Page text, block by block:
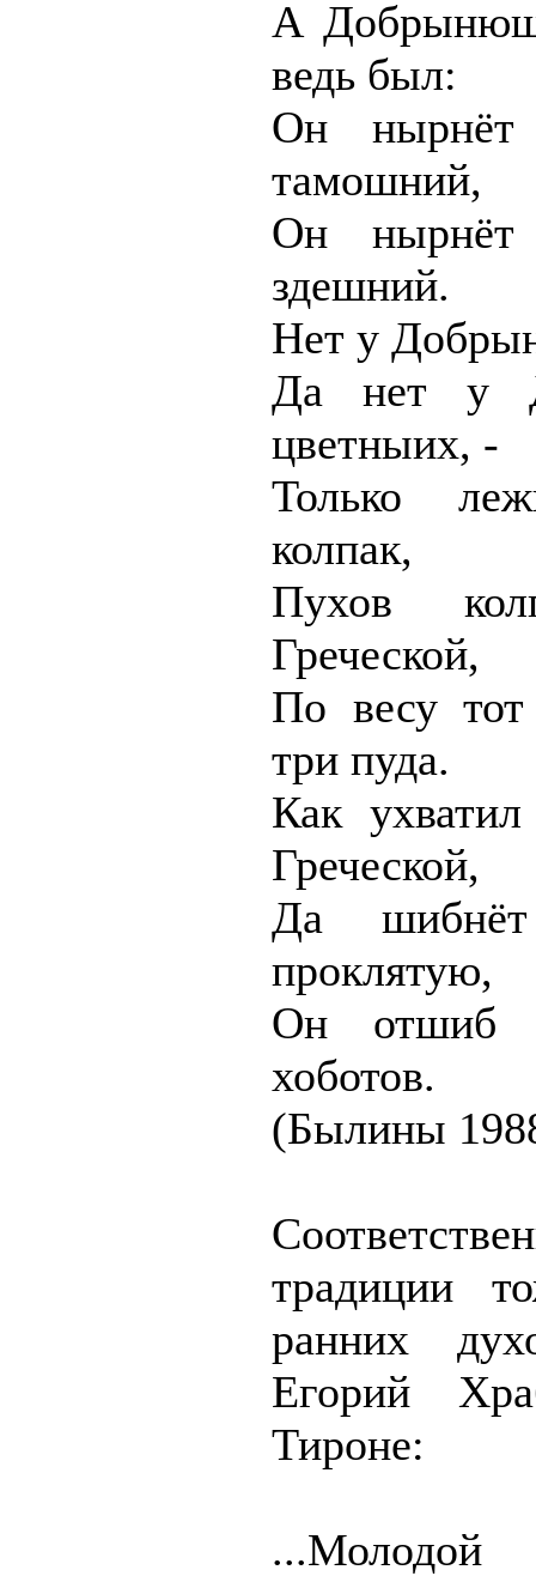
А
ведь был:
Он
тамошний,
Он
здешний.
Нет у
Да нет у
цветныих, -
Только
колпак,
Пухов
Греческой,
По весу
три пуда.
Как
Греческой,
Да
проклятую,
Он отшиб
хоботов.
(Былины
традиции
ранних
Егорий
Тироне:
...Молодой